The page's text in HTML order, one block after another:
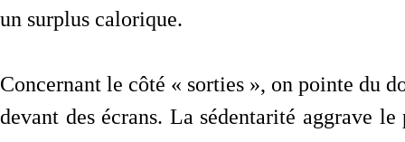
un surplus calorique.
Concernant le côté « sorties », on pointe du
devant des écrans. La sédentarité aggrave